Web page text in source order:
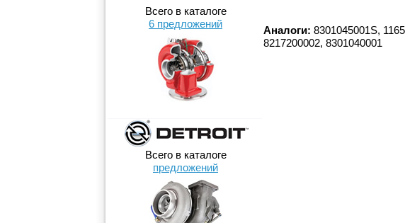
Всего в каталоге
6 предложений
Всего в каталоге
предложений
Аналоги: 8301045001S,
8217200002, 8301040001